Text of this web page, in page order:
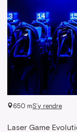
650 mS’y rendre
Laser Game